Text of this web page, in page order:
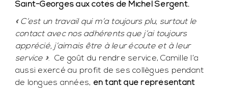
Saint-Georges aux côtés de Michel Sergent.
« C’est un travail qui m’a toujours plu, surtout le
contact avec nos adhérents que j’ai toujours
apprécié, j’aimais être à leur écoute et à leur
service ». Ce goût du rendre service, Camille l’a
aussi exercé au profit de ses collègues pendant
de longues années, en tant que représentant